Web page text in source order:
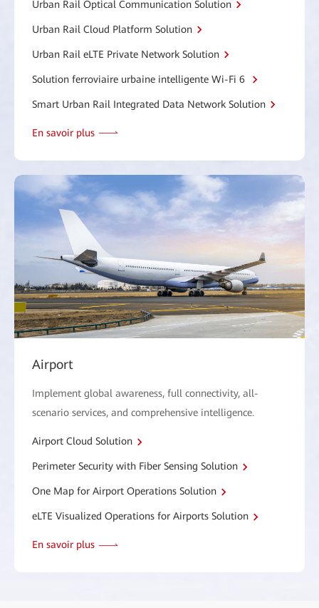
Urban Rail Optical Communication Solution
Urban Rail Cloud Platform Solution
Urban Rail eLTE Private Network Solution
Solution ferroviaire urbaine intelligente Wi-Fi 6
Smart Urban Rail Integrated Data Network Solution
En savoir plus
Airport
Implement global awareness, full connectivity, all-
scenario services, and comprehensive intelligence.
Airport Cloud Solution
Perimeter Security with Fiber Sensing Solution
One Map for Airport Operations Solution
eLTE Visualized Operations for Airports Solution
En savoir plus